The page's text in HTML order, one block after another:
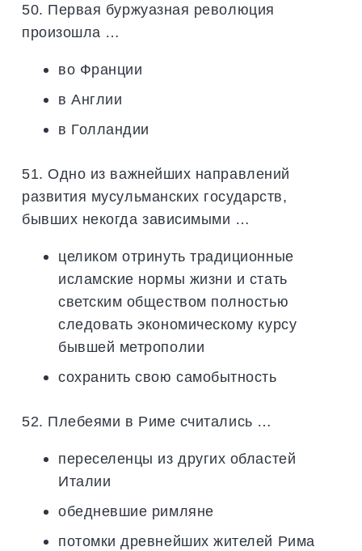
50. Первая буржуазная революция
произошла …
во Франции
в Англии
в Голландии
51. Одно из важнейших направлений
развития мусульманских государств,
бывших некогда зависимыми …
целиком отринуть традиционные
исламские нормы жизни и стать
светским обществом полностью
следовать экономическому курсу
бывшей метрополии
сохранить свою самобытность
52. Плебеями в Риме считались …
переселенцы из других областей
Италии
обедневшие римляне
потомки древнейших жителей Рима